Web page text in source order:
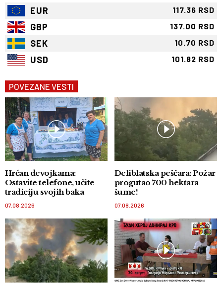
EUR 117.36 RSD
GBP 137.00 RSD
SEK 10.70 RSD
USD 101.82 RSD
POVEZANE VESTI
Hrćan devojkama:
Ostavite telefone, učite
tradiciju svojih baka
07.08.2026
Deliblatska peščara: Požar
progutao 700 hektara
šume!
07.08.2026